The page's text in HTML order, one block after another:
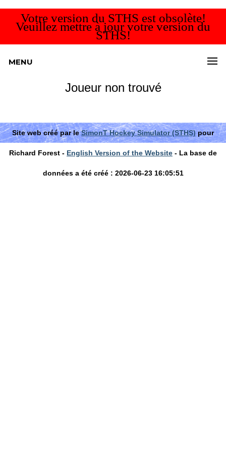
Votre version du STHS est obsolète!
Veuillez mettre à jour votre version du
STHS!
MENU
Joueur non trouvé
Site web créé par leSimonT Hockey Simulator (STHS)pour
Richard Forest - English Version of the Website - La base de
données a été créé : 2026-06-23 16:05:51